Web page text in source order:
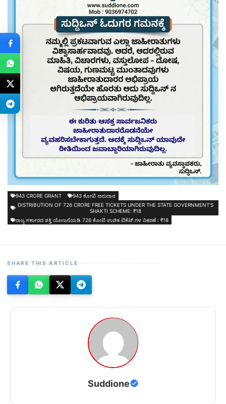
943 CRORE GRANT
943 ಕೋಟಿ ಅನುದಾನ
DISTRIBUTION OF 726 CRORE FREE TICKETS UNDER THE STATE GOVERNMENT'S
SHAKTI SCHEME: ₹18
ರಾಜ್ಯ ಸರ್ಕಾರದ ಶಕ್ತಿ ಯೋಜನೆಯಡಿ 726 ಕೋಟಿ ಉಚಿತ ಟಿಕೆಟ್ ಗಳ ವಿತರಣೆ : ₹18
SHARE THIS ARTICLE
Suddione